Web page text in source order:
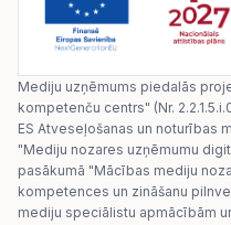
Mediju uzņēmums piedalās
kompetenču centrs" (Nr.
ES Atveseļošanas un noturības
"Mediju nozares uzņēmumu
pasākumā "Mācības mediju
kompetences un zināšanu
mediju speciālistu apmācībām